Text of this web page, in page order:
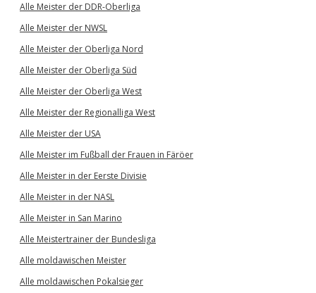
Alle Meister der DDR-Oberliga
Alle Meister der NWSL
Alle Meister der Oberliga Nord
Alle Meister der Oberliga Süd
Alle Meister der Oberliga West
Alle Meister der Regionalliga West
Alle Meister der USA
Alle Meister im Fußball der Frauen in Färöer
Alle Meister in der Eerste Divisie
Alle Meister in der NASL
Alle Meister in San Marino
Alle Meistertrainer der Bundesliga
Alle moldawischen Meister
Alle moldawischen Pokalsieger